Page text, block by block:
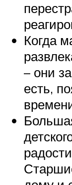
Когда
– они
есть,